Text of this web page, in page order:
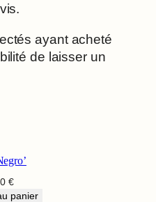
ayant acheté
de laisser un
€
panier